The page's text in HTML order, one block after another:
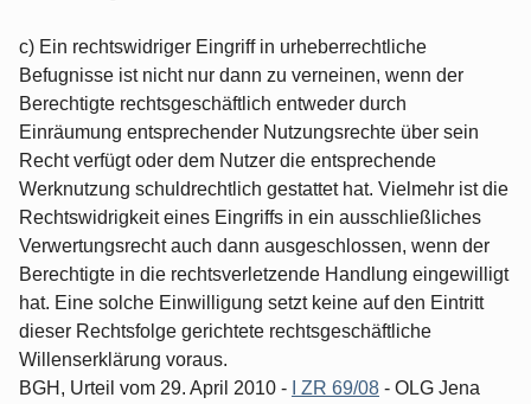
c) Ein rechtswidriger Eingriff in urheberrechtliche
Befugnisse ist nicht nur dann zu verneinen, wenn der
Berechtigte rechtsgeschäftlich entweder durch
Einräumung entsprechender Nutzungsrechte über sein
Recht verfügt oder dem Nutzer die entsprechende
Werknutzung schuldrechtlich gestattet hat. Vielmehr ist die
Rechtswidrigkeit eines Eingriffs in ein ausschließliches
Verwertungsrecht auch dann ausgeschlossen, wenn der
Berechtigte in die rechtsverletzende Handlung eingewilligt
hat. Eine solche Einwilligung setzt keine auf den Eintritt
dieser Rechtsfolge gerichtete rechtsgeschäftliche
Willenserklärung voraus.
BGH, Urteil vom 29. April 2010 -
I ZR 69/08 - OLG Jena